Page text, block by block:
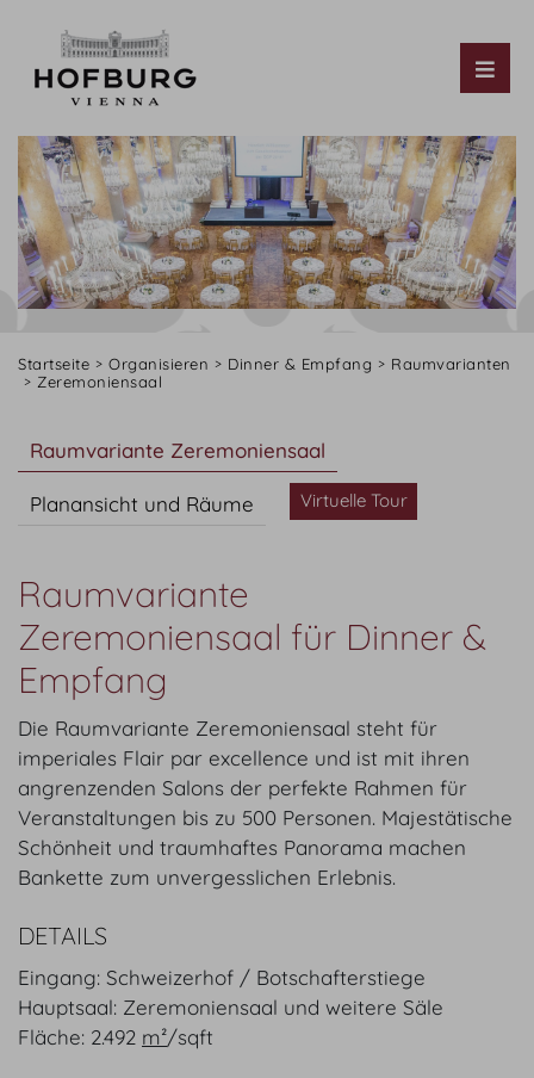
Startseite Organisieren Dinner & Empfang
Raumvarianten
Zeremoniensaal
Raumvariante Zeremoniensaal
Planansicht und Räume Virtuelle Tour
Raumvariante
Zeremoniensaal für Dinner &
Empfang
Die Raumvariante Zeremoniensaal steht für
imperiales Flair par excellence und ist mit ihren
angrenzenden Salons der perfekte Rahmen für
Veranstaltungen bis zu 500 Personen. Majestätische
Schönheit und traumhaftes Panorama machen
Bankette zum unvergesslichen Erlebnis.
DETAILS
Eingang: Schweizerhof / Botschafterstiege
Hauptsaal: Zeremoniensaal und weitere Säle
Fläche: 2.492 m²/sqft